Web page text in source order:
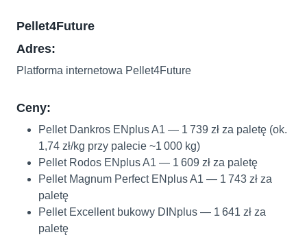
Pellet4Future
Adres:
Platforma internetowa Pellet4Future
Ceny:
Pellet Dankros ENplus A1 — 1 739 zł za paletę (ok.
1,74 zł/kg przy palecie ~1 000 kg)
Pellet Rodos ENplus A1 — 1 609 zł za paletę
Pellet Magnum Perfect ENplus A1 — 1 743 zł za
paletę
Pellet Excellent bukowy DINplus — 1 641 zł za
paletę